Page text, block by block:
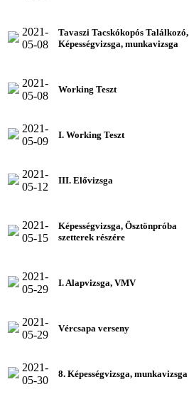
2021-
05-08
Tavaszi Tacskókopós Találkozó,
Képességvizsga, munkavizsga
2021-
05-08
Working Teszt
2021-
05-09
I. Working Teszt
2021-
05-12
III. Elővizsga
2021-
05-15
Képességvizsga, Ösztönpróba
szetterek részére
2021-
05-29
I. Alapvizsga, VMV
2021-
05-29
Vércsapa verseny
2021-
05-30
8. Képességvizsga, munkavizsga